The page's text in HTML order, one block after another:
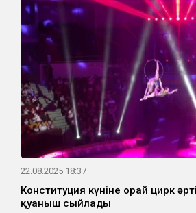
22.08.2025 18:37
Конституция күніне орай цирк
қуаныш сыйлады